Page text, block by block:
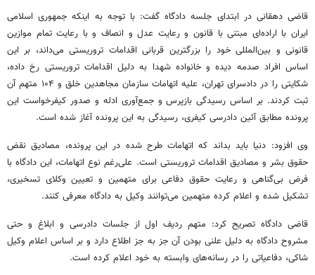
قاضی دهقانی در ابتدای جلسه دادگاه گفت: با توجه به اینکه جمهوری اسلامی
ایران با اراده‌ای مبتنی با قانون و رعایت عدل و انصاف و با رعایت تمام موازین
قانونی و بین‌المللی خود را بزرگترین قربانی اقدامات تروریستی می‌داند، بر این
اساس افراد صدمه دیده و خانواده شهدا به دلیل اقدامات تروریستی رخ داده،
شکایتی را در دادسرای تهران، علیه اتهامات سازمان مجاهدین خلق و ۱۰۴ متهم آن
ثبت کردند. بر اساس رسیدگی بازپرس و جمع‌آوری ادله و صدور کیفرخواست این
پرونده مطابق آئین دادرسی کیفری، رسیدگی به این پرونده آغاز شده است.
وی افزود: دنیا باید بداند که اتهامات طرح شده در این پرونده، مصادیق نقض
حقوق بشر و مصادیق اقدامات تروریستی است. علی‌رغم نوع اتهامات، این دادگاه با
فرض بی‌گناهی و رعایت حقوق دفاعی برای متهمین و تعیین وکلای تسخیری،
تشکیل شده و اعلام کرده متهمین می‌توانند وکیل به دادگاه معرفی کنند.
قاضی دادگاه تصریح کرد: متهم ردیف اول از جلسات دادرسی و ابلاغ و حتی
مشروح دادگاه به دلیل علنی بودن آن جز به جز اطلاع دارد و بر اساس اعلام وکیل
شاکی، دفاعیاتی را در رسانه‌های وابسته به خود اعلام کرده است.